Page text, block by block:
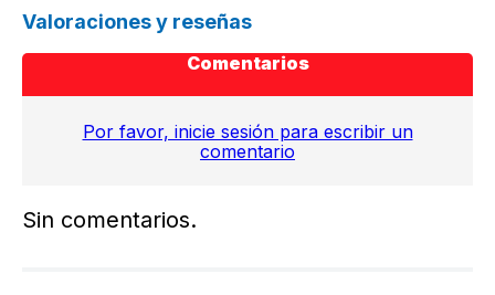
Valoraciones y reseñas
Comentarios
Por favor, inicie sesión para escribir un
comentario
Sin comentarios.